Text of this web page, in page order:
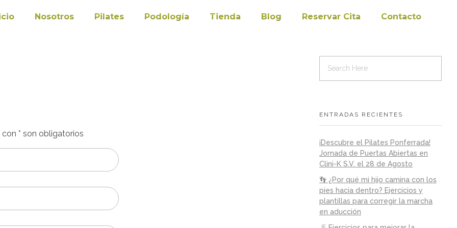
Nosotros Pilates Podología Tienda Blog Reservar Cita Contacto
ENTRADAS RECIENTES
¡Descubre el Pilates Ponferrada!
Jornada de Puertas Abiertas en
Clini-K S.V. el 28 de Agosto
👣 ¿Por qué mi hijo camina con los
pies hacia dentro? Ejercicios y
plantillas para corregir la marcha
en aducción